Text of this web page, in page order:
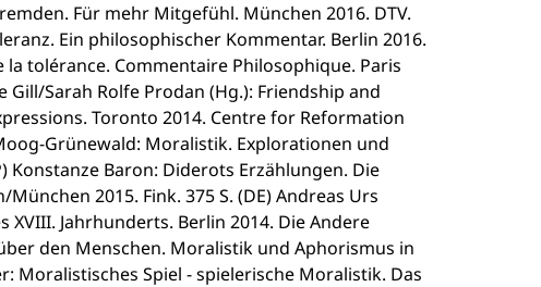
Für mehr Mitgefühl. München 2016. DTV.
Ein philosophischer Kommentar. Berlin 2016.
la tolérance. Commentaire Philosophique. Paris
Gill/Sarah Rolfe Prodan (Hg.): Friendship and
Toronto 2014. Centre for Reformation
Grünewald: Moralistik. Explorationen und
Konstanze Baron: Diderots Erzählungen. Die
2015. Fink. 375 S. (DE) Andreas Urs
XVIII. Jahrhunderts. Berlin 2014. Die Andere
den Menschen. Moralistik und Aphorismus in
Moralistisches Spiel - spielerische Moralistik. Das